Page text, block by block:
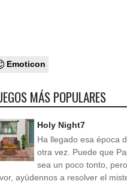
Emoticon
MÁS POPULARES
Holy Night7
Ha llegado esa época
otra vez. Puede que
sea un poco tonto,
ayúdennos a resolver el